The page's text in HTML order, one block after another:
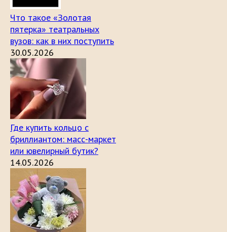
Что такое «Золотая
пятерка» театральных
вузов: как в них поступить
30.05.2026
Где купить кольцо с
бриллиантом: масс-маркет
или ювелирный бутик?
14.05.2026